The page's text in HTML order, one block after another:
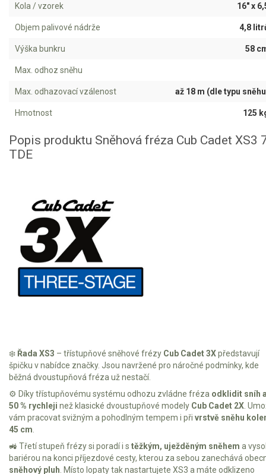
VARI malotraktory
VARI multifunkční nosiče
Vertikutátory
Kultivátory
Vysavače a foukače
Elektrocentrály
Štěpkovače a drtiče
Elektrické skútry
Elektrické tříkolky pro seniory
Elektrické tříkolky pracovní
Elektrické čtyřkolky
Náhradní díly
Náhradní díly pro motorové pily
Kola / vzorek 16" x
Objem palivové nádrže 4,8
Výška bunkru 58
Max. odhoz sněhu
Max. odhazovací vzálenost až 18 m (dle typu
Hmotnost 125
Popis produktu Sněhová fréza Cub Cadet XS3
TDE
❄️ Řada XS3 – třístupňové sněhové frézy Cub Cadet 3Xpředstavují
špičku v nabídce značky. Jsou navržené pro náročné podmínky, kde
běžná dvoustupňová fréza už nestačí.
⚙️ Díky třístupňovému systému odhozu zvládne fréza odklidit sníh
50 % rychleji než klasické dvoustupňové modely Cub Cadet 2X .
vám pracovat svižným a pohodlným tempem i při vrstvě sněhu
45 cm
🚜 Třetí stupeň frézy si poradí i s těžkým, uježděným sněhem a
bariérou na konci příjezdové cesty, kterou za sebou zanechává
sněhový pluh . Místo lopaty tak nastartujete XS3 a máte odklizeno